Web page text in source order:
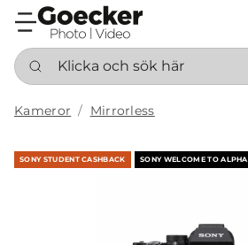
Klicka och sök här
Kameror Mirrorless
SONY STUDENT CASHBACK SONY WELCOME TO ALPHA